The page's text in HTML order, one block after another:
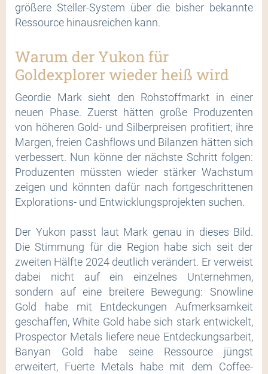
größere Steller-System über die bisher bekannte
Ressource hinausreichen kann.
Warum der Yukon für
Goldexplorer wieder heiß wird
Geordie Mark sieht den Rohstoffmarkt in einer
neuen Phase. Zuerst hätten große Produzenten
von höheren Gold- und Silberpreisen profitiert; ihre
Margen, freien Cashflows und Bilanzen hätten sich
verbessert. Nun könne der nächste Schritt folgen:
Produzenten müssten wieder stärker Wachstum
zeigen und könnten dafür nach fortgeschrittenen
Explorations- und Entwicklungsprojekten suchen.
Der Yukon passt laut Mark genau in dieses Bild.
Die Stimmung für die Region habe sich seit der
zweiten Hälfte 2024 deutlich verändert. Er verweist
dabei nicht auf ein einzelnes Unternehmen,
sondern auf eine breitere Bewegung: Snowline
Gold habe mit Entdeckungen Aufmerksamkeit
geschaffen, White Gold habe sich stark entwickelt,
Prospector Metals liefere neue Entdeckungsarbeit,
Banyan Gold habe seine Ressource jüngst
erweitert, Fuerte Metals habe mit dem Coffee-